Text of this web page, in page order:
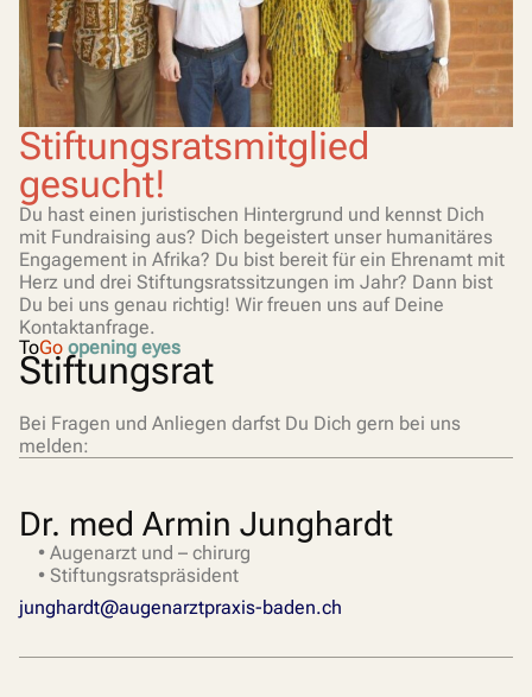
Stiftungsratsmitglied
gesucht!
Du hast einen juristischen Hintergrund und kennst Dich
mit Fundraising aus? Dich begeistert unser humanitäres
Engagement in Afrika? Du bist bereit für ein Ehrenamt mit
Herz und drei Stiftungsratssitzungen im Jahr? Dann bist
Du bei uns genau richtig! Wir freuen uns auf Deine
Kontaktanfrage.
ToGo opening eyes
Stiftungsrat
Bei Fragen und Anliegen darfst Du Dich gern bei uns
melden:
Dr. med Armin Junghardt
• Augenarzt und – chirurg
• Stiftungsratspräsident
junghardt@augenarztpraxis-baden.ch